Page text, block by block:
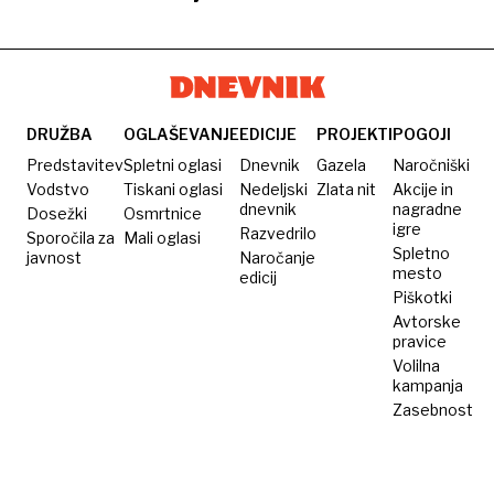
ponarejanjem
inteligencootrok
AfD,
odgovornost
antifa
pripravlja
na
politične
napade
DRUŽBA
Predstavitev
Vodstvo
Dosežki
Sporočila za
javnost
OGLAŠEVANJE
Spletni oglasi
Tiskani oglasi
Osmrtnice
Mali oglasi
EDICIJE
Dnevnik
Nedeljski
dnevnik
Razvedrilo
Naročanje
edicij
PROJEKTI
Gazela
Zlata nit
POGOJI
Naročniški
Akcije in
nagradne
igre
Spletno
mesto
Piškotki
Avtorske
pravice
Volilna
kampanja
Zasebnost